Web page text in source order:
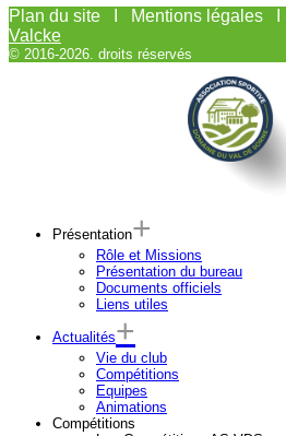
Plan du site I Mentions légales I
Valcke
© 2016-2026. droits réservés
Présentation
Rôle et Missions
Présentation du bureau
Documents officiels
Liens utiles
Actualités
Vie du club
Compétitions
Equipes
Animations
Compétitions